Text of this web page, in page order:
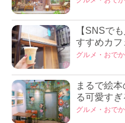
【SNSで
すすめカフ
グルメ・おで
まるで絵
る可愛すぎ
グルメ・おで